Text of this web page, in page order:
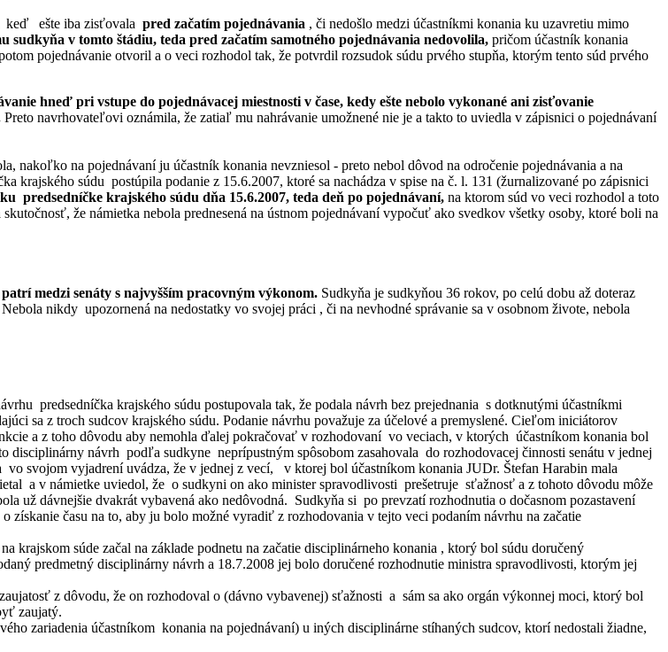
keď ešte iba zisťovala pred začatím pojednávania , či nedošlo medzi účastníkmi konania ku uzavretiu mimo
v tomto štádiu, teda pred začatím samotného pojednávania nedovolila, pričom účastník konania
pojednávanie otvoril a o veci rozhodol tak, že potvrdil rozsudok súdu prvého stupňa, ktorým tento súd prvého
hneď pri vstupe do pojednávacej miestnosti v čase, kedy ešte nebolo vykonané ani zisťovanie
Preto navrhovateľovi oznámila, že zatiaľ mu nahrávanie umožnené nie je a takto to uviedla v zápisnici o pojednávaní
nakoľko na pojednávaní ju účastník konania nevzniesol - preto nebol dôvod na odročenie pojednávania a na
krajského súdu postúpila podanie z 15.6.2007, ktoré sa nachádza v spise na č. l. 131 (žurnalizované po zápisnici
predsedníčke krajského súdu dňa 15.6.2007, teda deň po pojednávaní, na ktorom súd vo veci rozhodol a toto
že námietka nebola prednesená na ústnom pojednávaní vypočuť ako svedkov všetky osoby, ktoré boli na
medzi senáty s najvyšším pracovným výkonom. Sudkyňa je sudkyňou 36 rokov, po celú dobu až doteraz
nikdy upozornená na nedostatky vo svojej práci , či na nevhodné správanie sa v osobnom živote, nebola
predsedníčka krajského súdu postupovala tak, že podala návrh bez prejednania s dotknutými účastníkmi
sa z troch sudcov krajského súdu. Podanie návrhu považuje za účelové a premyslené. Cieľom iniciátorov
a z toho dôvodu aby nemohla ďalej pokračovať v rozhodovaní vo veciach, v ktorých účastníkom konania bol
disciplinárny návrh podľa sudkyne neprípustným spôsobom zasahovala do rozhodovacej činnosti senátu v jednej
svojom vyjadrení uvádza, že v jednej z vecí, v ktorej bol účastníkom konania JUDr. Štefan Harabin mala
a v námietke uviedol, že o sudkyni on ako minister spravodlivosti prešetruje sťažnosť a z tohoto dôvodu môže
už dávnejšie dvakrát vybavená ako nedôvodná. Sudkyňa si po prevzatí rozhodnutia o dočasnom pozastavení
času na to, aby ju bolo možné vyradiť z rozhodovania v tejto veci podaním návrhu na začatie
krajskom súde začal na základe podnetu na začatie disciplinárneho konania , ktorý bol súdu doručený
predmetný disciplinárny návrh a 18.7.2008 jej bolo doručené rozhodnutie ministra spravodlivosti, ktorým jej
z dôvodu, že on rozhodoval o (dávno vybavenej) sťažnosti a sám sa ako orgán výkonnej moci, ktorý bol
zaujatý.
zariadenia účastníkom konania na pojednávaní) u iných disciplinárne stíhaných sudcov, ktorí nedostali žiadne,